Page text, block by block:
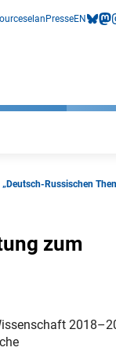
elan PresseEN
Russischen
zum